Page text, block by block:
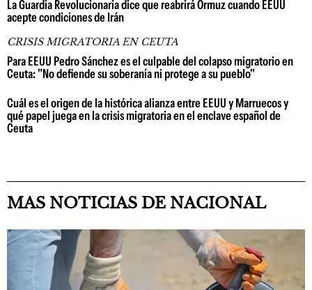
La Guardia Revolucionaria dice que reabrirá Ormuz cuando EEUU
acepte condiciones de Irán
CRISIS MIGRATORIA EN CEUTA
Para EEUU Pedro Sánchez es el culpable del colapso migratorio en
Ceuta: "No defiende su soberanía ni protege a su pueblo"
Cuál es el origen de la histórica alianza entre EEUU y Marruecos y
qué papel juega en la crisis migratoria en el enclave español de
Ceuta
MAS NOTICIAS DE NACIONAL